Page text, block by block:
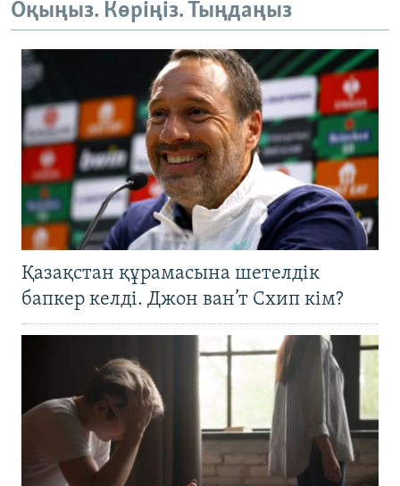
Оқыңыз. Көріңіз. Тыңдаңыз
Қазақстан құрамасына шетелдік
бапкер келді. Джон ван’т Схип кім?